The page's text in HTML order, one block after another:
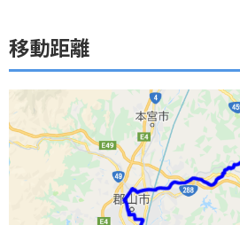
移動距離